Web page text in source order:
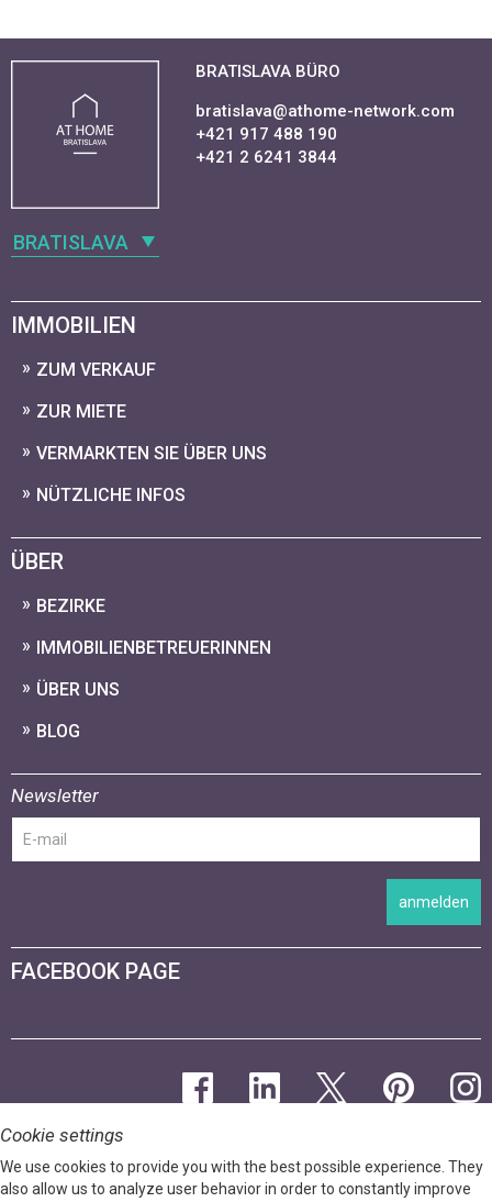
BRATISLAVA
BRATISLAVA BÜRO
bratislava@athome-network.com
+421 917 488 190
+421 2 6241 3844
IMMOBILIEN
ZUM VERKAUF
ZUR MIETE
VERMARKTEN SIE ÜBER UNS
NÜTZLICHE INFOS
ÜBER
BEZIRKE
IMMOBILIENBETREUERINNEN
ÜBER UNS
BLOG
Newsletter
anmelden
FACEBOOK PAGE
Cookie settings
We use cookies to provide you with the best possible experience. They
also allow us to analyze user behavior in order to constantly improve